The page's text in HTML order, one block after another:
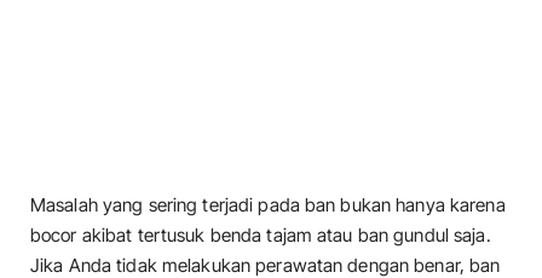
Masalah yang sering terjadi pada ban bukan hanya karena
bocor akibat tertusuk benda tajam atau ban gundul saja.
Jika Anda tidak melakukan perawatan dengan benar, ban